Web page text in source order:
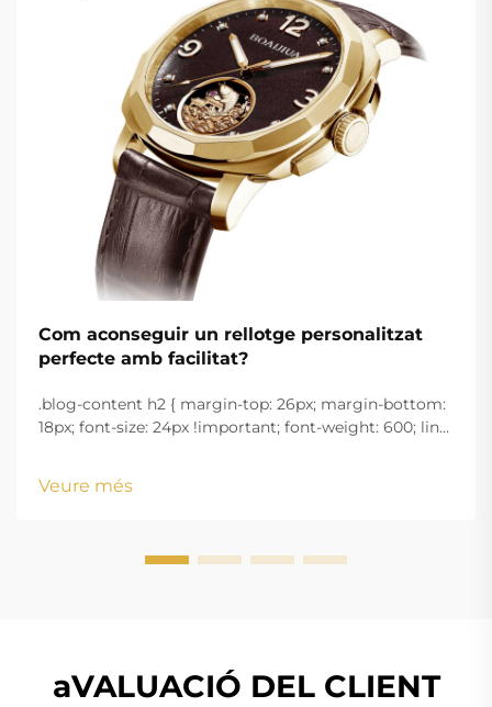
Com aconseguir un rellotge personalitzat
perfecte amb facilitat?
.blog-content h2 { margin-top: 26px; margin-bottom:
18px; font-size: 24px !important; font-weight: 600; line-
w...
Veure més
aVALUACIÓ DEL CLIENT